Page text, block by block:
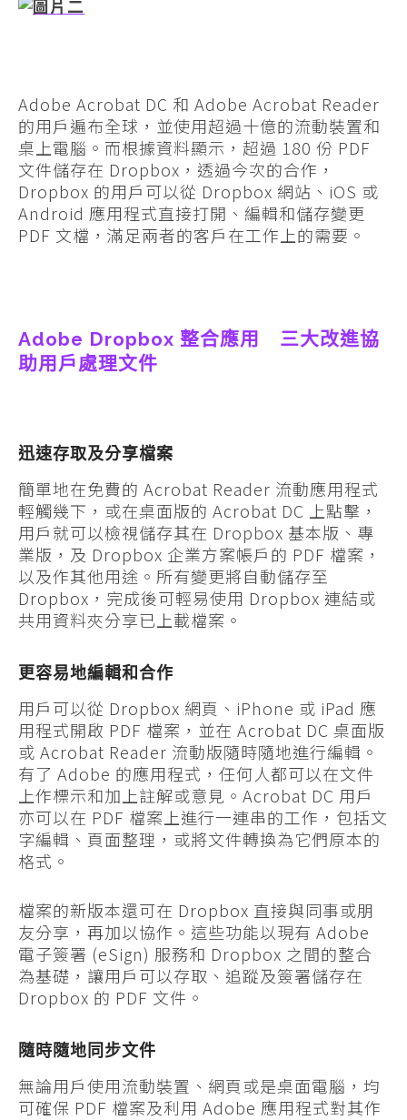
Adobe Acrobat DC 和 Adobe Acrobat Reader
的用戶遍布全球，並使用超過十億的流動裝置和
桌上電腦。而根據資料顯示，超過 180 份 PDF
文件儲存在 Dropbox，透過今次的合作，
Dropbox 的用戶可以從 Dropbox 網站、iOS 或
Android 應用程式直接打開、編輯和儲存變更
PDF 文檔，滿足兩者的客戶在工作上的需要。
Adobe Dropbox 整合應用 三大改進協
助用戶處理文件
迅速存取及分享檔案
簡單地在免費的 Acrobat Reader 流動應用程式
輕觸幾下，或在桌面版的 Acrobat DC 上點擊，
用戶就可以檢視儲存其在 Dropbox 基本版、專
業版，及 Dropbox 企業方案帳戶的 PDF 檔案，
以及作其他用途。所有變更將自動儲存至
Dropbox，完成後可輕易使用 Dropbox 連結或
共用資料夾分享已上載檔案。
更容易地編輯和合作
用戶可以從 Dropbox 網頁、iPhone 或 iPad 應
用程式開啟 PDF 檔案，並在 Acrobat DC 桌面版
或 Acrobat Reader 流動版隨時隨地進行編輯。
有了 Adobe 的應用程式，任何人都可以在文件
上作標示和加上註解或意見。Acrobat DC 用戶
亦可以在 PDF 檔案上進行一連串的工作，包括文
字編輯、頁面整理，或將文件轉換為它們原本的
格式。
檔案的新版本還可在 Dropbox 直接與同事或朋
友分享，再加以協作。這些功能以現有 Adobe
電子簽署 (eSign) 服務和 Dropbox 之間的整合
為基礎，讓用戶可以存取、追蹤及簽署儲存在
Dropbox 的 PDF 文件。
隨時隨地同步文件
無論用戶使用流動裝置、網頁或是桌面電腦，均
可確保 PDF 檔案及利用 Adobe 應用程式對其作